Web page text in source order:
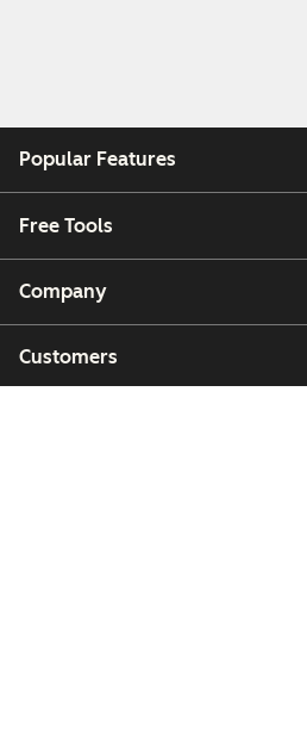
Popular Features
Free Tools
Company
Customers